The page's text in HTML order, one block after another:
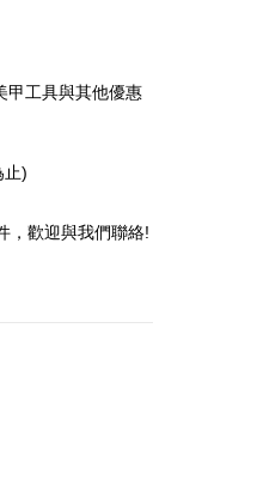
甲工具與其他優惠
止)
，歡迎與我們聯絡!